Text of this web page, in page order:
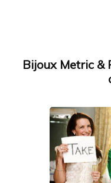
Bijoux Metric &